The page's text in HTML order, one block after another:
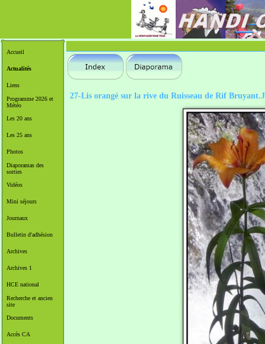
Accueil
Actualités
Liens
Programme 2026 et
Météo
Les 20 ans
Les 25 ans
Photos
Diaporamas des
sorties
Vidéos
Mini séjours
Journaux
Bulletin d'adhésion
Archives
Archives 1
HCE national
Recherche et ancien
site
Documents
Accès CA
27-Lis orangé sur la rive du Ruisseau de Rif